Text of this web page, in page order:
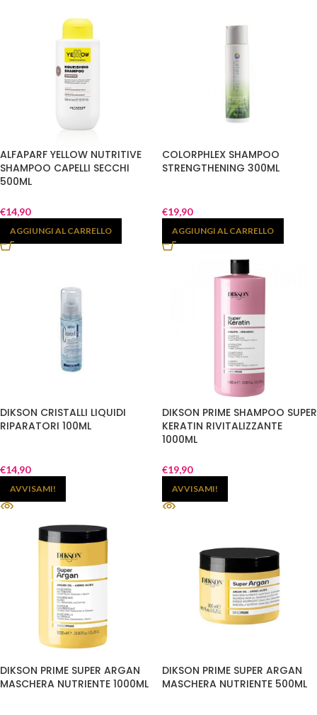
ALFAPARF YELLOW NUTRITIVE
SHAMPOO CAPELLI SECCHI
500ML
€14,90
AGGIUNGI AL CARRELLO
COLORPHLEX SHAMPOO
STRENGTHENING 300ML
€19,90
AGGIUNGI AL CARRELLO
DIKSON CRISTALLI LIQUIDI
RIPARATORI 100ML
€14,90
AVVISAMI!
DIKSON PRIME SHAMPOO SUPER
KERATIN RIVITALIZZANTE
1000ML
€19,90
AVVISAMI!
DIKSON PRIME SUPER ARGAN
MASCHERA NUTRIENTE 1000ML
DIKSON PRIME SUPER ARGAN
MASCHERA NUTRIENTE 500ML